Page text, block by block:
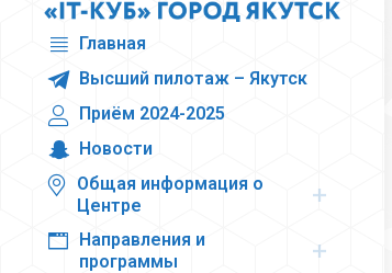
Главная
Высший пилотаж – Якутск
Приём 2024-2025
Новости
Общая информация о
Центре
Направления и
программы